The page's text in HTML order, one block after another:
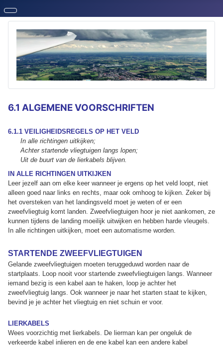
6.1 ALGEMENE VOORSCHRIFTEN
6.1.1 VEILIGHEIDSREGELS OP HET VELD
In alle richtingen uitkijken;
Achter startende vliegtuigen langs lopen;
Uit de buurt van de lierkabels blijven.
IN ALLE RICHTINGEN UITKIJKEN
Leer jezelf aan om elke keer wanneer je ergens op het veld loopt, niet
alleen goed naar links en rechts, maar ook omhoog te kijken. Zeker bij
het oversteken van het landingsveld moet je weten of er een
zweefvliegtuig komt landen. Zweefvliegtuigen hoor je niet aankomen, ze
kunnen tijdens de landing moeilijk uitwijken en hebben harde vleugels.
In alle richtingen uitkijken, moet een automatisme worden.
STARTENDE ZWEEFVLIEGTUIGEN
Gelande zweefvliegtuigen moeten teruggeduwd worden naar de
startplaats. Loop nooit voor startende zweefvliegtuigen langs. Wanneer
iemand bezig is een kabel aan te haken, loop je achter het
zweefvliegtuig langs. Ook wanneer je naar het starten staat te kijken,
bevind je je achter het vliegtuig en niet schuin er voor.
LIERKABELS
Wees voorzichtig met lierkabels. De lierman kan per ongeluk de
verkeerde kabel inlieren en de ene kabel kan een andere kabel